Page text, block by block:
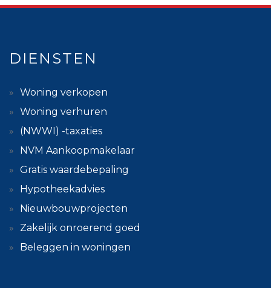
DIENSTEN
Woning verkopen
Woning verhuren
(NWWI) -taxaties
NVM Aankoopmakelaar
Gratis waardebepaling
Hypotheekadvies
Nieuwbouwprojecten
Zakelijk onroerend goed
Beleggen in woningen